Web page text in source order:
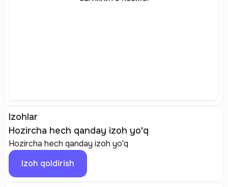
Izohlar
Hozircha hech qanday izoh yo'q
Hozircha hech qanday izoh yo'q
Izoh qoldirish